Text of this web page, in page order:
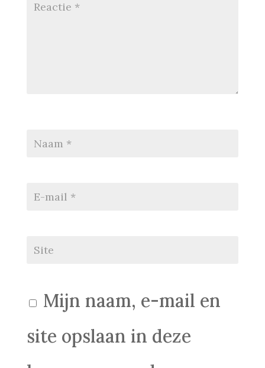
Mijn naam, e-mail en
site opslaan in deze